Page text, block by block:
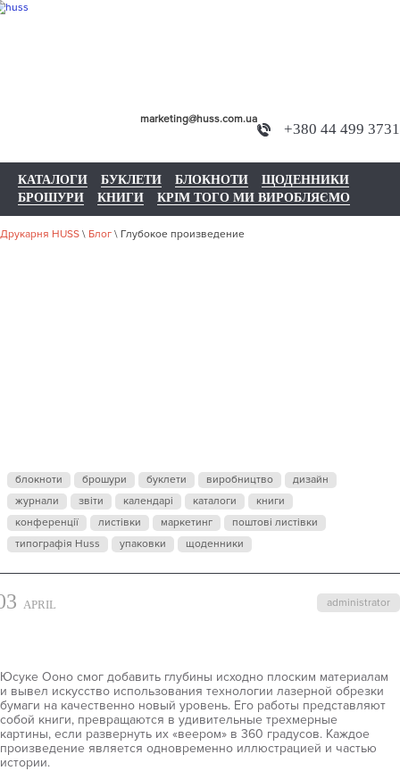
+380 44 499 3731
marketing@huss.com.ua
КАТАЛОГИ БУКЛЕТИ БЛОКНОТИ
ЩОДЕННИКИ
БРОШУРИ
КНИГИ КРІМ ТОГО МИ ВИРОБЛЯЄМО
Друкарня HUSS \ Блог \ Глубокое произведение
блокноти брошури буклети виробництво
дизайн
журнали
звіти календарі каталоги
книги
конференції
листівки маркетинг
поштові листівки
типографія Huss
упаковки щоденники
administrator
APRIL
Юсуке Ооно смог добавить глубины исходно плоским материалам
и вывел искусство использования технологии лазерной обрезки
бумаги на качественно новый уровень. Его работы представляют
собой книги, превращаются в удивительные трехмерные
картины, если развернуть их «веером» в 360 градусов. Каждое
произведение является одновременно иллюстрацией и частью
истории.